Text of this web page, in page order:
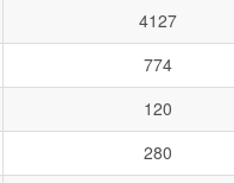
4127
774
120
280